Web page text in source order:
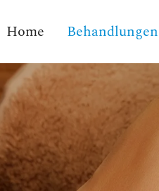
Home Behandlungen